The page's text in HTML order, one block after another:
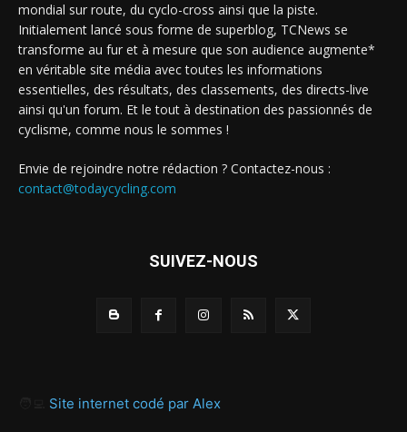
mondial sur route, du cyclo-cross ainsi que la piste.
Initialement lancé sous forme de superblog, TCNews se
transforme au fur et à mesure que son audience augmente*
en véritable site média avec toutes les informations
essentielles, des résultats, des classements, des directs-live
ainsi qu'un forum. Et le tout à destination des passionnés de
cyclisme, comme nous le sommes !
Envie de rejoindre notre rédaction ? Contactez-nous :
contact@todaycycling.com
SUIVEZ-NOUS
Site internet codé par Alex